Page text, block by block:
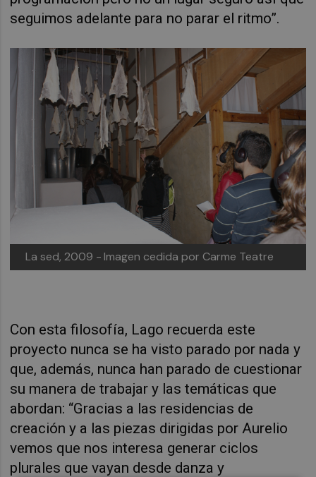
seguimos adelante para no parar el ritmo”.
La sed, 2009 - Imagen cedida por Carme Teatre
Con esta filosofía, Lago recuerda este
proyecto nunca se ha visto parado por nada y
que, además, nunca han parado de cuestionar
su manera de trabajar y las temáticas que
abordan: “Gracias a las residencias de
creación y a las piezas dirigidas por Aurelio
vemos que nos interesa generar ciclos
plurales que vayan desde danza y